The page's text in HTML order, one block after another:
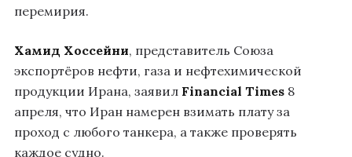
перемирия.
Хамид Хоссейни, представитель Союза
экспортёров нефти, газа и нефтехимической
продукции Ирана, заявил Financial Times 8
апреля, что Иран намерен взимать плату за
проход с любого танкера, а также проверять
каждое судно.